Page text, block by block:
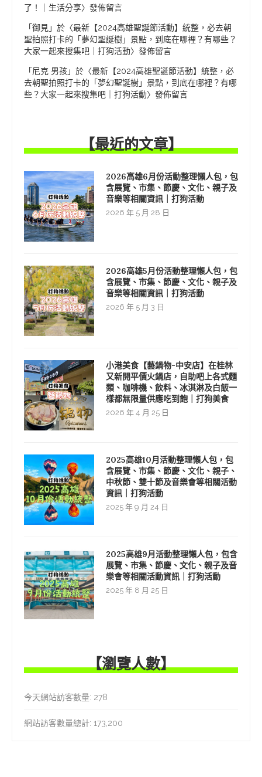
了！｜生活分享〉發佈留言
「御見」於〈最新【2024高雄聖誕節活動】統整，必去朝
聖拍照打卡的「夢幻聖誕樹」景點，到底在哪裡？有哪些？
大家一起來搜集吧｜打狗活動〉發佈留言
「 尼克 男孩」於〈最新【2024高雄聖誕節活動】統整，必
去朝聖拍照打卡的「夢幻聖誕樹」景點，到底在哪裡？有哪
些？大家一起來搜集吧｜打狗活動〉發佈留言
【最近的文章】
2026高雄6月份活動整理懶人包，包
含展覽、市集、節慶、文化、親子及
音樂等相關資訊｜打狗活動
2026 年 5 月 28 日
2026高雄5月份活動整理懶人包，包
含展覽、市集、節慶、文化、親子及
音樂等相關資訊｜打狗活動
2026 年 5 月 3 日
小港美食【藝鍋物-中安店】在桂林
又新開平價火鍋店，自助吧上各式麵
類、咖啡機、飲料、冰淇淋及白飯一
樣都無限量供應吃到飽｜打狗美食
2026 年 4 月 25 日
2025高雄10月活動整理懶人包，包
含展覽、市集、節慶、文化、親子、
中秋節、雙十節及音樂會等相關活動
資訊｜打狗活動
2025 年 9 月 24 日
2025高雄9月活動整理懶人包，包含
展覽、市集、節慶、文化、親子及音
樂會等相關活動資訊｜打狗活動
2025 年 8 月 25 日
【瀏覽人數】
今天網站訪客數量: 278
網站訪客數量總計: 173,200